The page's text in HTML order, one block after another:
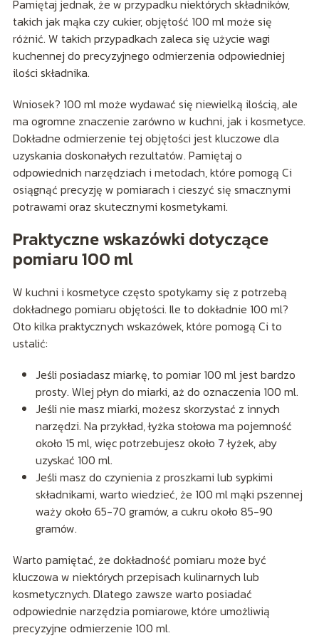
Pamiętaj jednak, że w przypadku niektórych składników,
takich jak mąka czy cukier, objętość 100 ml może się
różnić. W takich przypadkach zaleca się użycie wagi
kuchennej do precyzyjnego odmierzenia odpowiedniej
ilości składnika.
Wniosek? 100 ml może wydawać się niewielką ilością, ale
ma ogromne znaczenie zarówno w kuchni, jak i kosmetyce.
Dokładne odmierzenie tej objętości jest kluczowe dla
uzyskania doskonałych rezultatów. Pamiętaj o
odpowiednich narzędziach i metodach, które pomogą Ci
osiągnąć precyzję w pomiarach i cieszyć się smacznymi
potrawami oraz skutecznymi kosmetykami.
Praktyczne wskazówki dotyczące
pomiaru 100 ml
W kuchni i kosmetyce często spotykamy się z potrzebą
dokładnego pomiaru objętości. Ile to dokładnie 100 ml?
Oto kilka praktycznych wskazówek, które pomogą Ci to
ustalić:
Jeśli posiadasz miarkę, to pomiar 100 ml jest bardzo
prosty. Wlej płyn do miarki, aż do oznaczenia 100 ml.
Jeśli nie masz miarki, możesz skorzystać z innych
narzędzi. Na przykład, łyżka stołowa ma pojemność
około 15 ml, więc potrzebujesz około 7 łyżek, aby
uzyskać 100 ml.
Jeśli masz do czynienia z proszkami lub sypkimi
składnikami, warto wiedzieć, że 100 ml mąki pszennej
waży około 65-70 gramów, a cukru około 85-90
gramów.
Warto pamiętać, że dokładność pomiaru może być
kluczowa w niektórych przepisach kulinarnych lub
kosmetycznych. Dlatego zawsze warto posiadać
odpowiednie narzędzia pomiarowe, które umożliwią
precyzyjne odmierzenie 100 ml.